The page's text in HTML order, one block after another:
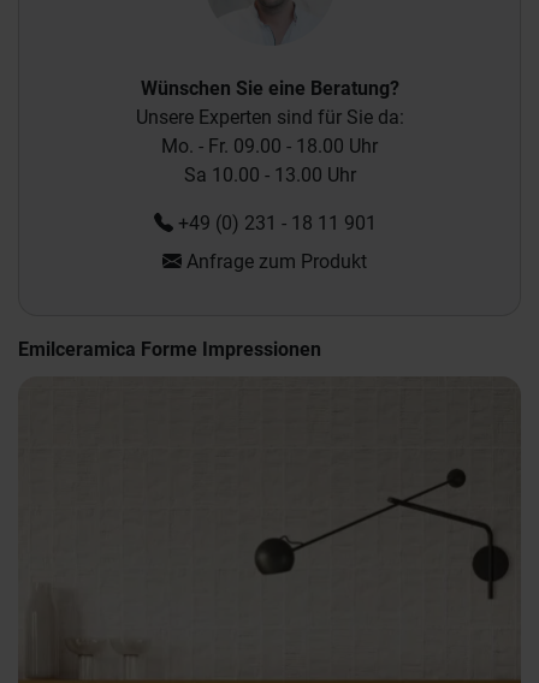
Wünschen Sie eine Beratung?
Unsere Experten sind für Sie da:
Mo. - Fr. 09.00 - 18.00 Uhr
Sa 10.00 - 13.00 Uhr
+49 (0) 231 - 18 11 901
Anfrage zum Produkt
Emilceramica Forme Impressionen